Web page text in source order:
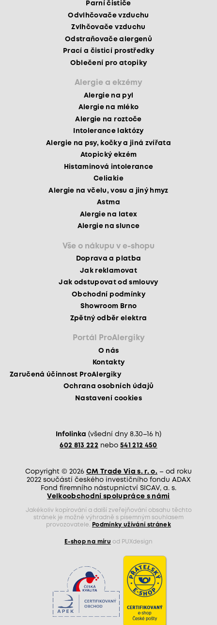
Parní čističe
Odvlhčovače vzduchu
Zvlhčovače vzduchu
Odstraňovače alergenů
Prací a čisticí prostředky
Oblečení pro atopiky
Alergie a ekzémy
Alergie na pyl
Alergie na mléko
Alergie na roztoče
Intolerance laktózy
Alergie na psy, kočky a jiná zvířata
Atopický ekzém
Histaminová intolerance
Celiakie
Alergie na včelu, vosu a jiný hmyz
Astma
Alergie na latex
Alergie na slunce
Vše o nákupu v e-shopu
Doprava a platba
Jak reklamovat
Jak odstupovat od smlouvy
Obchodní podmínky
Showroom Brno
Zpětný odběr elektra
Portál ProAlergiky
O nás
Kontakty
Zaručená účinnost ProAlergiky
Ochrana osobních údajů
Nastavení cookies
Infolinka (všední dny 8.30–16 h)
602 813 222 nebo 541 212 450
Copyright © 2026 CM Trade Via s. r. o. – od roku
2022 součástí českého investičního fondu ADAX
Fond firemního nástupnictví SICAV, a. s.
Velkoobchodní spolupráce s námi
Jakékoliv kopírování a další zveřejňování obsahu těchto
stránek je možné výhradně s písemným souhlasem
provozovatele.
Podmínky užívání stránek
E-shop na míru od PUXdesign